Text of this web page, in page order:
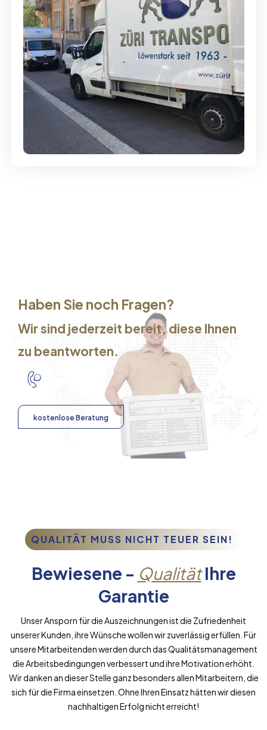
Günstige Umzüge - Hervorragender
Service
Haben Sie noch Fragen?
Wir sind jederzeit bereit, diese Ihnen
zu beantworten.
kostenlose Beratung
QUALITÄT MUSS NICHT TEUER SEIN!
Bewiesene - QualitätIhre
Garantie
Unser Ansporn für die Auszeichnungen ist die Zufriedenheit
unserer Kunden, ihre Wünsche wollen wir zuverlässig erfüllen. Für
unsere Mitarbeitenden werden durch das Qualitätsmanagement
die Arbeitsbedingungen verbessert und ihre Motivation erhöht.
Wir danken an dieser Stelle ganz besonders allen Mitarbeitern, die
sich für die Firma einsetzen. Ohne Ihren Einsatz hätten wir diesen
nachhaltigen Erfolg nicht erreicht!